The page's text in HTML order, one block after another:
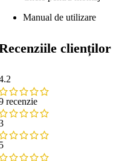
Manual de utilizare
clienților
recenzie